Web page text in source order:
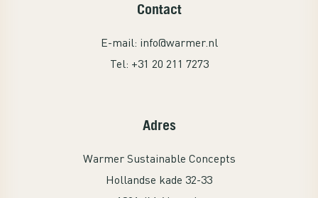
Adres
Warmer Sustainable Concepts
Hollandse kade 32-33
Contact
E-mail: info@warmer.nl
Tel: +31 20 211 7273